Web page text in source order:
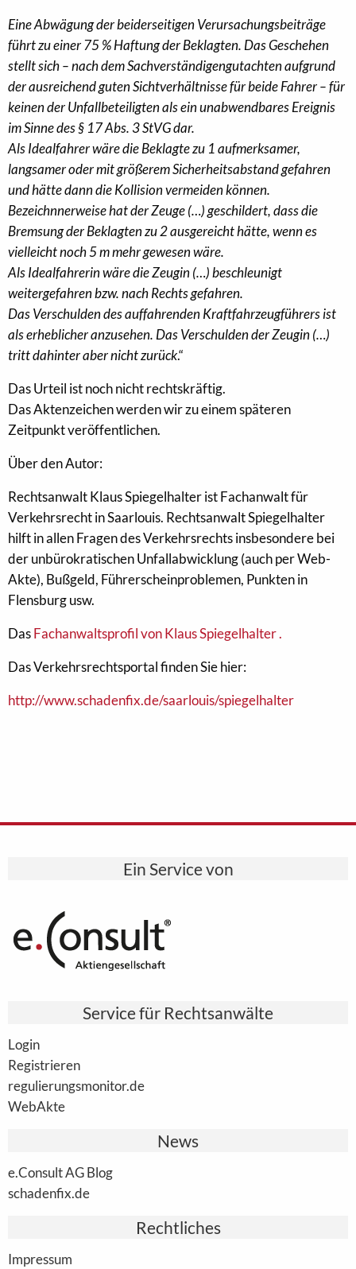
Eine Abwägung der beiderseitigen Verursachungsbeiträge
führt zu einer 75 % Haftung der Beklagten. Das Geschehen
stellt sich – nach dem Sachverständigengutachten aufgrund
der ausreichend guten Sichtverhältnisse für beide Fahrer – für
keinen der Unfallbeteiligten als ein unabwendbares Ereignis
im Sinne des § 17 Abs. 3 StVG dar.
Als Idealfahrer wäre die Beklagte zu 1 aufmerksamer,
langsamer oder mit größerem Sicherheitsabstand gefahren
und hätte dann die Kollision vermeiden können.
Bezeichnnerweise hat der Zeuge (…) geschildert, dass die
Bremsung der Beklagten zu 2 ausgereicht hätte, wenn es
vielleicht noch 5 m mehr gewesen wäre.
Als Idealfahrerin wäre die Zeugin (…) beschleunigt
weitergefahren bzw. nach Rechts gefahren.
Das Verschulden des auffahrenden Kraftfahrzeugführers ist
als erheblicher anzusehen. Das Verschulden der Zeugin (…)
tritt dahinter aber nicht zurück.“
Das Urteil ist noch nicht rechtskräftig.
Das Aktenzeichen werden wir zu einem späteren
Zeitpunkt veröffentlichen.
Über den Autor:
Rechtsanwalt Klaus Spiegelhalter ist Fachanwalt für
Verkehrsrecht in Saarlouis. Rechtsanwalt Spiegelhalter
hilft in allen Fragen des Verkehrsrechts insbesondere bei
der unbürokratischen Unfallabwicklung (auch per Web-
Akte), Bußgeld, Führerscheinproblemen, Punkten in
Flensburg usw.
DasFachanwaltsprofil von Klaus Spiegelhalter .
Das Verkehrsrechtsportal finden Sie hier:
http://www.schadenfix.de/saarlouis/spiegelhalter
Ein Service von
Service für Rechtsanwälte
Login
Registrieren
regulierungsmonitor.de
WebAkte
News
e.Consult AG Blog
schadenfix.de
Rechtliches
Impressum